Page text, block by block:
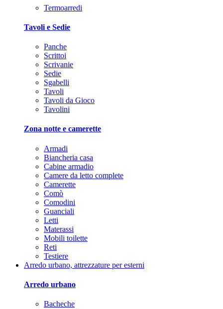
Termoarredi
Tavoli e Sedie
Panche
Scrittoi
Scrivanie
Sedie
Sgabelli
Tavoli
Tavoli da Gioco
Tavolini
Zona notte e camerette
Armadi
Biancheria casa
Cabine armadio
Camere da letto complete
Camerette
Comò
Comodini
Guanciali
Letti
Materassi
Mobili toilette
Reti
Testiere
Arredo urbano, attrezzature per esterni
Arredo urbano
Bacheche